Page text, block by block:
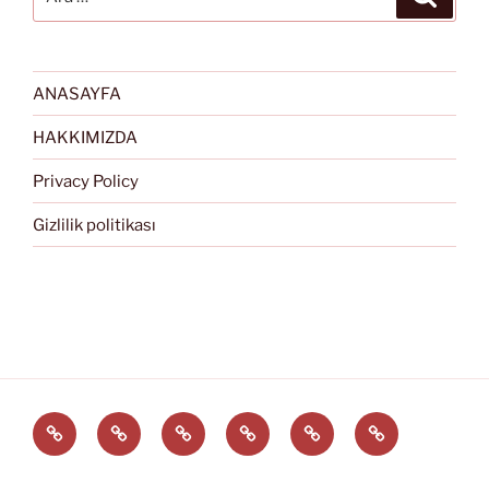
ANASAYFA
HAKKIMIZDA
Privacy Policy
Gizlilik politikası
Türkçe English Svenskaالعربية
中
文
EĞİTİM
ARAÇLARI